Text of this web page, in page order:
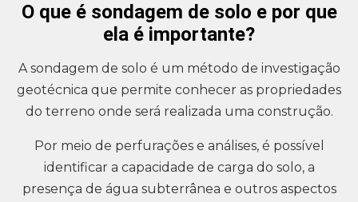
O que é sondagem de solo e por que
ela é importante?
A sondagem de solo é um método de investigação
geotécnica que permite conhecer as propriedades
do terreno onde será realizada uma construção.
Por meio de perfurações e análises, é possível
identificar a capacidade de carga do solo, a
presença de água subterrânea e outros aspectos